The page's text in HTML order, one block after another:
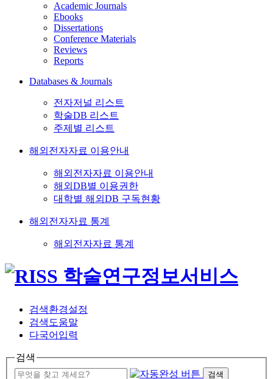
Academic Journals
Ebooks
Dissertations
Conference Materials
Reviews
Reports
Databases & Journals
전자저널 리스트
학술DB 리스트
주제별 리스트
해외전자자료 이용안내
해외전자자료 이용안내
해외DB별 이용권한
대학별 해외DB 구독현황
해외전자자료 통계
해외전자자료 통계
검색환경설정
검색도움말
다국어입력
검색
검색